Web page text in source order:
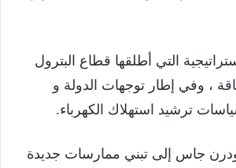
التي أطلقها قطاع البترول
، وفي إطار توجهات الدولة و
ترشيد استهلاك الكهرباء.
جاس إلى تبني ممارسات جديدة